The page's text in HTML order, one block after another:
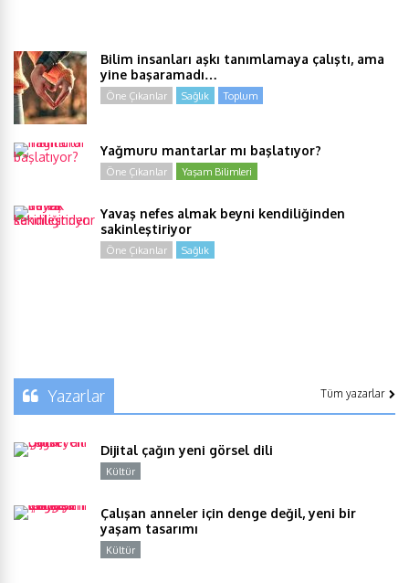
Bilim insanları aşkı tanımlamaya çalıştı, ama
yine başaramadı…
Öne Çıkanlar Sağlık Toplum
Yağmuru mantarlar mı başlatıyor?
Öne Çıkanlar Yaşam Bilimleri
Yavaş nefes almak beyni kendiliğinden
sakinleştiriyor
Öne Çıkanlar Sağlık
Yazarlar Tüm yazarlar
Dijital çağın yeni görsel dili
Kültür
Çalışan anneler için denge değil, yeni bir
yaşam tasarımı
Kültür